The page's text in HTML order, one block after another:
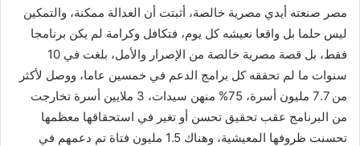
مصر صنعته أيدي مصرية خالصة، أثبتت أن العدالة ممكنة، والتمكين
ليس حلما بل واقعا نعيشه كل يوم، فتكافل وكرامة لم يكن برنامجا
فقط، بل قصة مصرية خالصة من الإصرار والأمل، بلغت في 10
سنوات ما لم تحققه كل برامج الدعم في خمسين عاما، ووصل لأكثر
من 7.7 مليون أسرة، 75% منهن سيدات، 3 ملايين أسرة تخارجت
من البرنامج عقب تحقيق تحسن أو تغير في استحقاقها معظمها
تحسنت ظروفها المعيشية، وهناك 1.5 مليون فتاة تم دعمهم في